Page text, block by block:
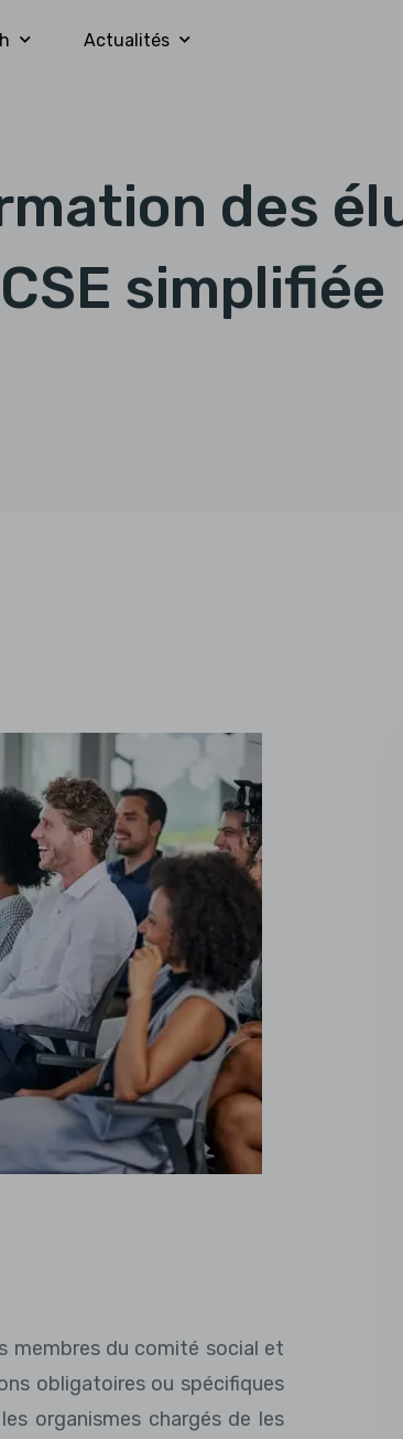
Actualités
des
CSE simplifiée
membres du comité social et
obligatoires ou spécifiques
organismes chargés de les